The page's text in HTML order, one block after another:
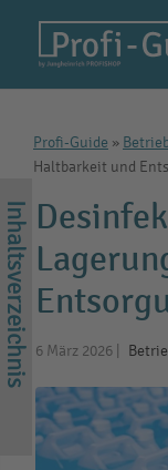
Profi-Guide »
Haltbarkeit und
6 März 2026